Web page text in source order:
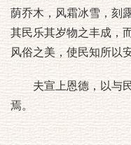
荫乔木，风霜冰雪，刻
其民乐其岁物之丰成，
风俗之美，使民知所以
夫宣上恩德，以与民
焉。